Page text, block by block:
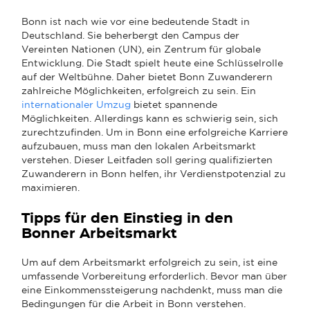
Bonn ist nach wie vor eine bedeutende Stadt in
Deutschland. Sie beherbergt den Campus der
Vereinten Nationen (UN), ein Zentrum für globale
Entwicklung. Die Stadt spielt heute eine Schlüsselrolle
auf der Weltbühne. Daher bietet Bonn Zuwanderern
zahlreiche Möglichkeiten, erfolgreich zu sein. Ein
internationaler Umzug bietet spannende
Möglichkeiten. Allerdings kann es schwierig sein, sich
zurechtzufinden. Um in Bonn eine erfolgreiche Karriere
aufzubauen, muss man den lokalen Arbeitsmarkt
verstehen. Dieser Leitfaden soll gering qualifizierten
Zuwanderern in Bonn helfen, ihr Verdienstpotenzial zu
maximieren.
Tipps für den Einstieg in den
Bonner Arbeitsmarkt
Um auf dem Arbeitsmarkt erfolgreich zu sein, ist eine
umfassende Vorbereitung erforderlich. Bevor man über
eine Einkommenssteigerung nachdenkt, muss man die
Bedingungen für die Arbeit in Bonn verstehen.